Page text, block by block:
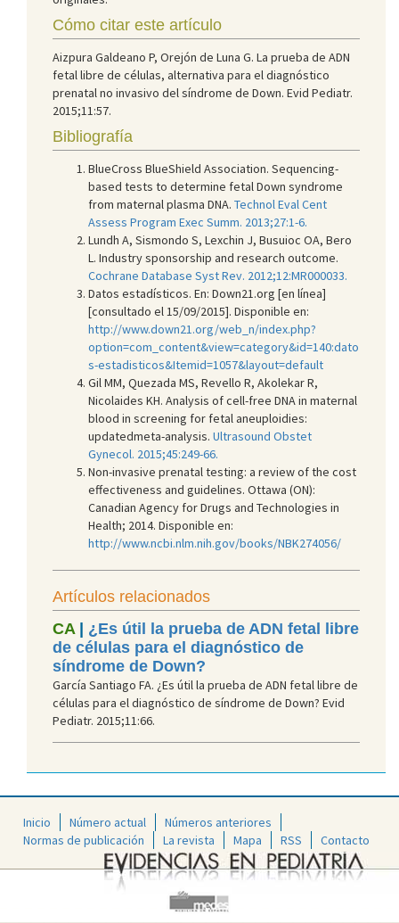
Cómo citar este artículo
Aizpura Galdeano P, Orejón de Luna G. La prueba de ADN
fetal libre de células, alternativa para el diagnóstico
prenatal no invasivo del síndrome de Down. Evid Pediatr.
2015;11:57.
Bibliografía
BlueCross BlueShield Association. Sequencing-
based tests to determine fetal Down syndrome
from maternal plasma DNA. Technol Eval Cent
Assess Program Exec Summ. 2013;27:1-6.
Lundh A, Sismondo S, Lexchin J, Busuioc OA, Bero
L. Industry sponsorship and research outcome.
Cochrane Database Syst Rev. 2012;12:MR000033.
Datos estadísticos. En: Down21.org [en línea]
[consultado el 15/09/2015]. Disponible en:
http://www.down21.org/web_n/index.php?
option=com_content&view=category&id=140:dato
s-estadisticos&Itemid=1057&layout=default
Gil MM, Quezada MS, Revello R, Akolekar R,
Nicolaides KH. Analysis of cell-free DNA in maternal
blood in screening for fetal aneuploidies:
updatedmeta-analysis. Ultrasound Obstet
Gynecol. 2015;45:249-66.
Non-invasive prenatal testing: a review of the cost
effectiveness and guidelines. Ottawa (ON):
Canadian Agency for Drugs and Technologies in
Health; 2014. Disponible en:
http://www.ncbi.nlm.nih.gov/books/NBK274056/
Artículos relacionados
CA | ¿Es útil la prueba de ADN fetal libre
de células para el diagnóstico de
síndrome de Down?
García Santiago FA. ¿Es útil la prueba de ADN fetal libre de
células para el diagnóstico de síndrome de Down? Evid
Pediatr. 2015;11:66.
Inicio Número actual
Números anteriores
Normas de publicación
La revista Mapa RSS Contacto